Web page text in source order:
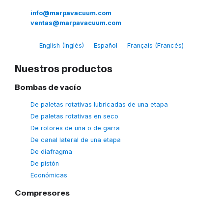
info@marpavacuum.com
ventas@marpavacuum.com
English (Inglés) Español Français (Francés)
Nuestros productos
Bombas de vacío
De paletas rotativas lubricadas de una etapa
De paletas rotativas en seco
De rotores de uña o de garra
De canal lateral de una etapa
De diafragma
De pistón
Económicas
Compresores